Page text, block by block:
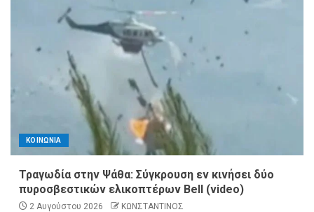
ΚΟΙΝΩΝΙΑ
Τραγωδία στην Ψάθα: Σύγκρουση εν κινήσει δύο
πυροσβεστικών ελικοπτέρων Bell (video)
2 Αυγούστου 2026 ΚΩΝΣΤΑΝΤΙΝΟΣ